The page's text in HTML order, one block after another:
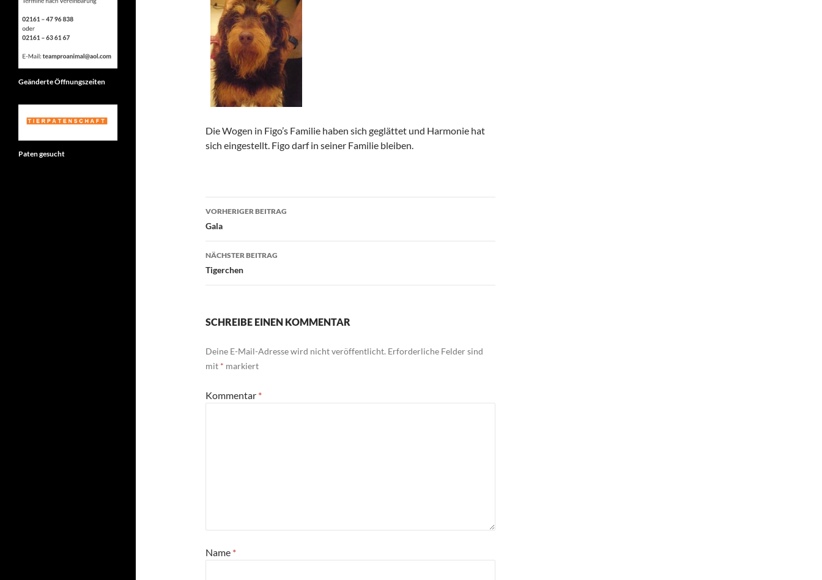
Die Wogen in Figo’s Familie haben sich geglättet und Harmonie hat
sich eingestellt. Figo darf in seiner Familie bleiben.
Beitragsnavigation
VORHERIGER BEITRAG
Gala
NÄCHSTER BEITRAG
Tigerchen
SCHREIBE EINEN KOMMENTAR
Deine E-Mail-Adresse wird nicht veröffentlicht. Erforderliche Felder sind
mit * markiert
Kommentar *
Name *
Geänderte Öffnungszeiten
Paten gesucht